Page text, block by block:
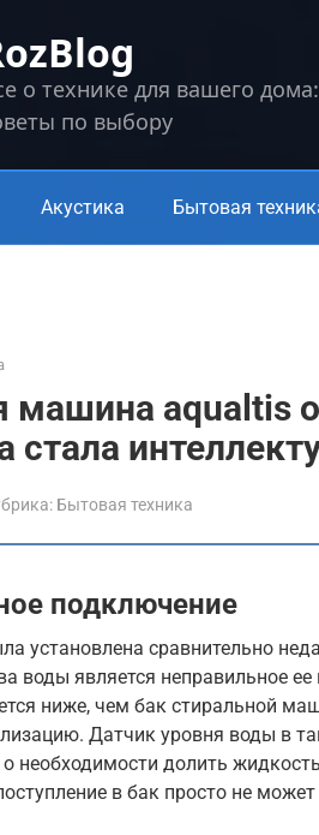
о технике для вашего
по выбору
Акустика Бытовая
машина aqualtis
Бытовая техника
подключение
установлена сравнительно
воды является неправильное
ниже, чем бак стиральной
Датчик уровня воды в
необходимости долить
в бак просто не может